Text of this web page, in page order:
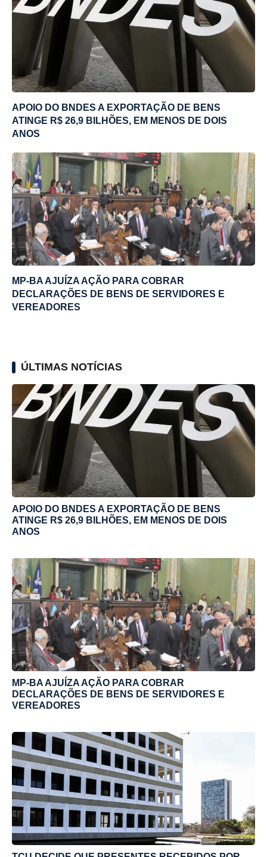
APOIO DO BNDES A EXPORTAÇÃO DE BENS
ATINGE R$ 26,9 BILHÕES, EM MENOS DE DOIS
ANOS
MP-BA AJUÍZA AÇÃO PARA COBRAR
DECLARAÇÕES DE BENS DE SERVIDORES E
VEREADORES
ÚLTIMAS NOTÍCIAS
APOIO DO BNDES A EXPORTAÇÃO DE BENS
ATINGE R$ 26,9 BILHÕES, EM MENOS DE DOIS
ANOS
MP-BA AJUÍZA AÇÃO PARA COBRAR
DECLARAÇÕES DE BENS DE SERVIDORES E
VEREADORES